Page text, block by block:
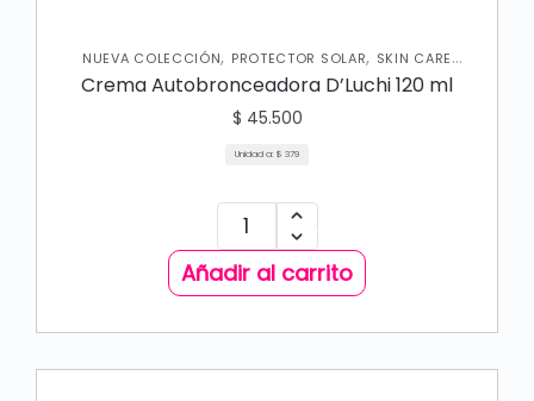
NUEVA COLECCIÓN, PROTECTOR SOLAR, SKIN CARE
CORPORAL
Crema Autobronceadora D’Luchi 120 ml
$ 45.500
Unidad a: $ 379
Añadir al carrito